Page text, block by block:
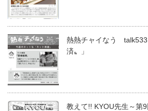
熱熱チャイなう talk533
済〟」
教えて!! KYOU先生～第9